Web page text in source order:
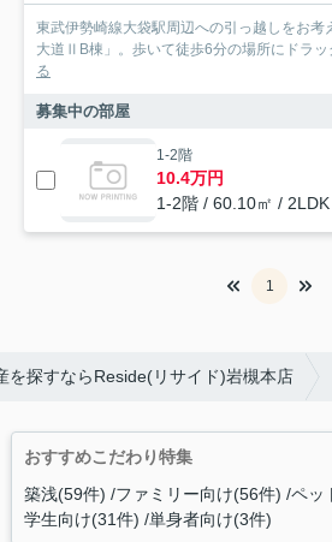
東武伊勢崎線大袋駅周辺への引っ越しをお考
大道ⅡB棟」。歩いて徒歩6分の場所にドラッ
る
募集中の部屋
1-2階
10.4万円
1-2階 / 60.10㎡ / 2LDK
1
を探すならReside(リサイド)岩槻本店
おすすめこだわり特集
築浅(59件) ファミリー向け(56件) ペッ
学生向け(31件) 単身者向け(3件)